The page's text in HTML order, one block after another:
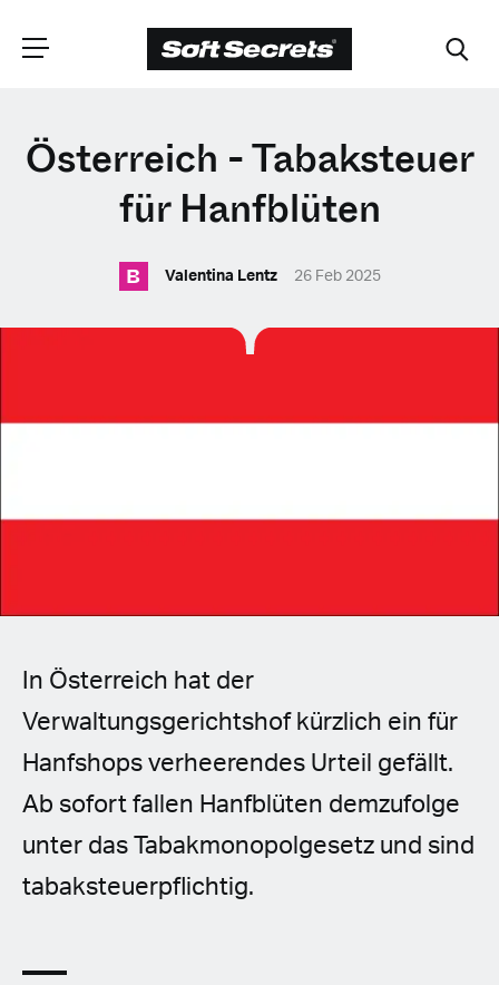
WÄHLEN SIE
IHRE POSITION
English (United Kingdom)
French
Italian
Polish
Österreich - Tabaksteuer
für Hanfblüten
B Valentina Lentz 26 Feb 2025
In Österreich hat der
Verwaltungsgerichtshof kürzlich ein für
Hanfshops verheerendes Urteil gefällt.
Ab sofort fallen Hanfblüten demzufolge
unter das Tabakmonopolgesetz und sind
tabaksteuerpflichtig.